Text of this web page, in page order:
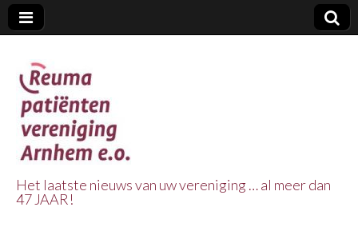
Het laatste nieuws van uw vereniging … al meer dan
47 JAAR!